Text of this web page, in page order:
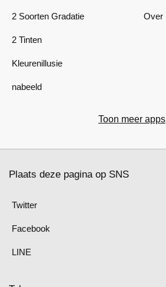
2 Soorten Gradatie
2 Tinten
Kleurenillusie
nabeeld
Over
Toon meer apps
Plaats deze pagina op SNS
Twitter
Facebook
LINE